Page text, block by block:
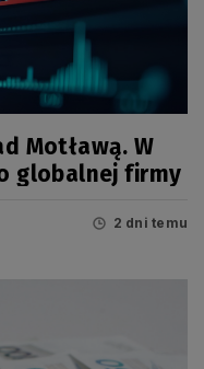
Motławą. W
globalnej firmy
2 dni temu